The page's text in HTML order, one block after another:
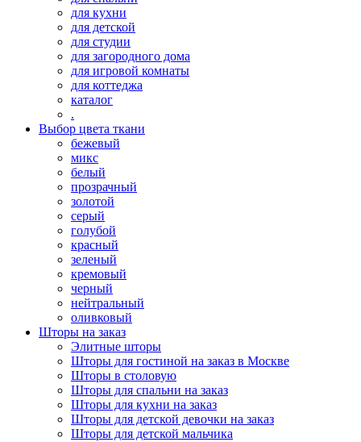
для кухни
для детской
для студии
для загородного дома
для игровой комнаты
для коттеджа
каталог
.
Выбор цвета ткани
бежевый
микс
белый
прозрачный
золотой
серый
голубой
красный
зеленый
кремовый
черный
нейтральный
оливковый
Шторы на заказ
Элитные шторы
Шторы для гостиной на заказ в Москве
Шторы в столовую
Шторы для спальни на заказ
Шторы для кухни на заказ
Шторы для детской девочки на заказ
Шторы для детской мальчика